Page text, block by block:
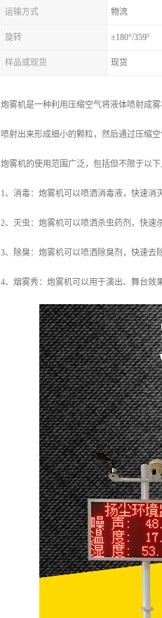
运输方式 物流
旋转 ±180°/359°
样品或现货 现货
炮雾机是一种利用压缩空气将液体喷射成
喷射出来形成细小的颗粒，然后通过压缩
炮雾机的使用范围广泛，包括但不限于以下
1、消毒：炮雾机可以喷洒消毒液，快速消
2、灭虫：炮雾机可以喷洒杀虫药剂，快速
3、除臭：炮雾机可以喷洒除臭剂，快速去
4、烟雾秀：炮雾机可以用于演出、舞台效